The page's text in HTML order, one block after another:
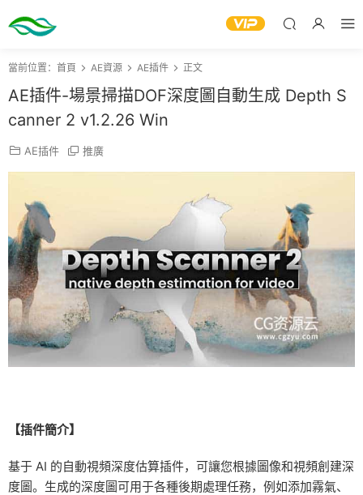
當前位置： 首頁 AE資源 AE插件 正文
AE插件-場景掃描DOF深度圖自動生成 Depth S
canner 2 v1.2.26 Win
AE插件 推廣
【插件簡介】
基于 AI 的自動視頻深度估算插件，可讓您根據圖像和視頻創建深
度圖。生成的深度圖可用于各種後期處理任務，例如添加霧氣、